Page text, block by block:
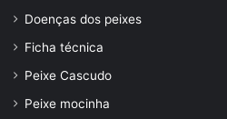
Doenças dos peixes
Ficha técnica
Peixe Cascudo
Peixe mocinha